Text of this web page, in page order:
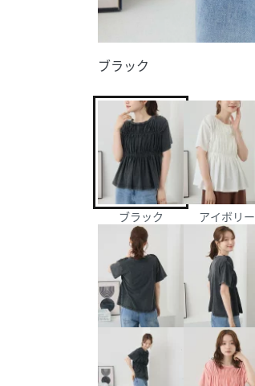
ブラック
ブラック アイボリー